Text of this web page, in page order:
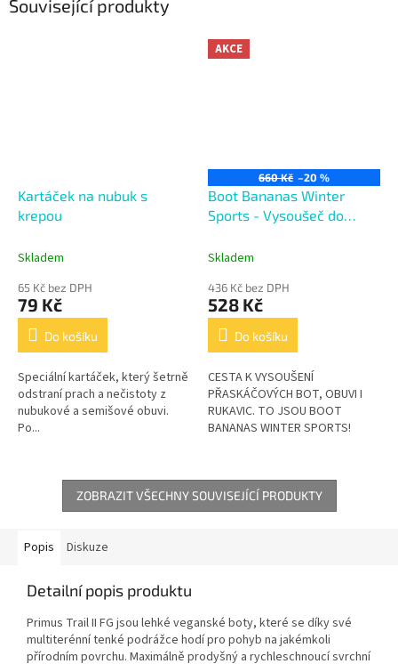
Související produkty
Kartáček na nubuk s
krepou
Skladem
65 Kč bez DPH
79 Kč
Do košíku
Speciální kartáček, který šetrně
odstraní prach a nečistoty z
nubukové a semišové obuvi.
Po...
AKCE
660 Kč –20 %
Boot Bananas Winter
Sports - Vysoušeč do
Skladem
436 Kč bez DPH
528 Kč
Do košíku
CESTA K VYSOUŠENÍ
PŘASKÁČOVÝCH BOT, OBUVI I
RUKAVIC. TO JSOU BOOT
BANANAS WINTER SPORTS!
ZOBRAZIT VŠECHNY SOUVISEJÍCÍ PRODUKTY
Popis Diskuze
Detailní popis produktu
Primus Trail II FG jsou lehké veganské boty, které se díky své
multiterénní tenké podrážce hodí pro pohyb na jakémkoli
přírodním povrchu. Maximálně prodyšný a rychleschnoucí svrchní